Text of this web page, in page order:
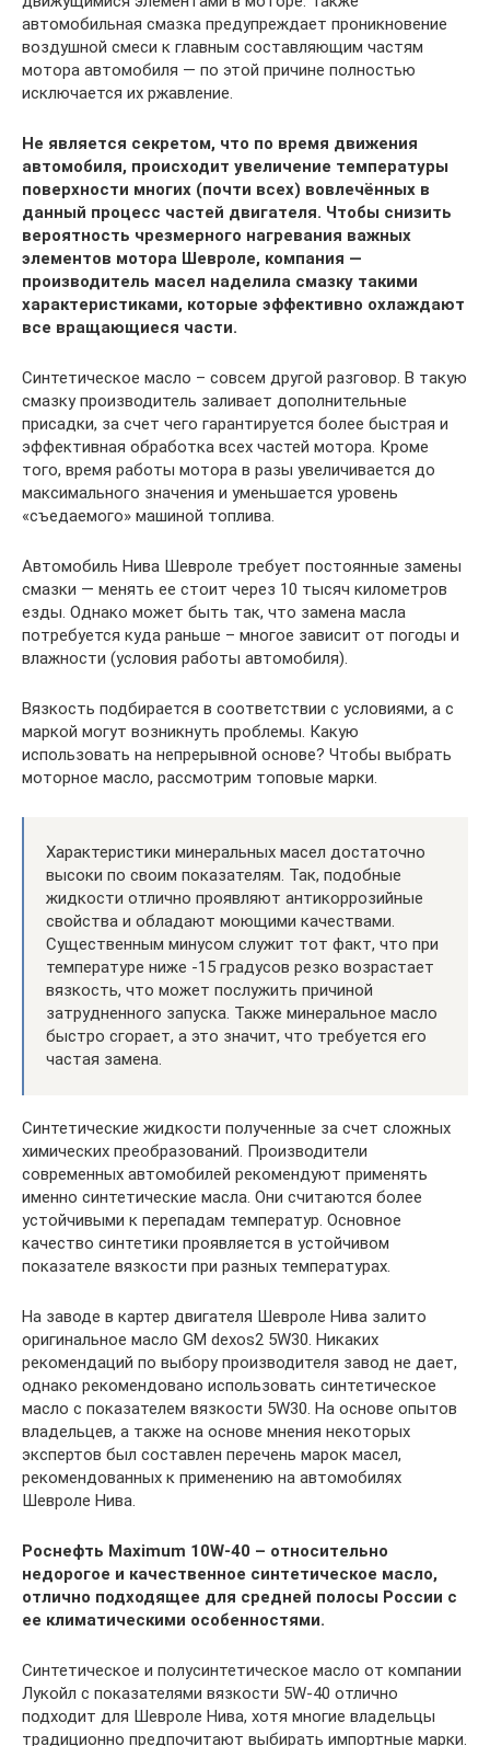
автомобильная смазка предупреждает проникновение
воздушной смеси к главным составляющим частям
мотора автомобиля — по этой причине полностью
исключается их ржавление.
Не является секретом, что по время движения
автомобиля, происходит увеличение температуры
поверхности многих (почти всех) вовлечённых в
данный процесс частей двигателя. Чтобы снизить
вероятность чрезмерного нагревания важных
элементов мотора Шевроле, компания —
производитель масел наделила смазку такими
характеристиками, которые эффективно охлаждают
все вращающиеся части.
Синтетическое масло – совсем другой разговор. В такую
смазку производитель заливает дополнительные
присадки, за счет чего гарантируется более быстрая и
эффективная обработка всех частей мотора. Кроме
того, время работы мотора в разы увеличивается до
максимального значения и уменьшается уровень
«съедаемого» машиной топлива.
Автомобиль Нива Шевроле требует постоянные замены
смазки — менять ее стоит через 10 тысяч километров
езды. Однако может быть так, что замена масла
потребуется куда раньше – многое зависит от погоды и
влажности (условия работы автомобиля).
Вязкость подбирается в соответствии с условиями, а с
маркой могут возникнуть проблемы. Какую
использовать на непрерывной основе? Чтобы выбрать
моторное масло, рассмотрим топовые марки.
Характеристики минеральных масел достаточно
высоки по своим показателям. Так, подобные
жидкости отлично проявляют антикоррозийные
свойства и обладают моющими качествами.
Существенным минусом служит тот факт, что при
температуре ниже -15 градусов резко возрастает
вязкость, что может послужить причиной
затрудненного запуска. Также минеральное масло
быстро сгорает, а это значит, что требуется его
частая замена.
Синтетические жидкости полученные за счет сложных
химических преобразований. Производители
современных автомобилей рекомендуют применять
именно синтетические масла. Они считаются более
устойчивыми к перепадам температур. Основное
качество синтетики проявляется в устойчивом
показателе вязкости при разных температурах.
На заводе в картер двигателя Шевроле Нива залито
оригинальное масло GM dexos2 5W30. Никаких
рекомендаций по выбору производителя завод не дает,
однако рекомендовано использовать синтетическое
масло с показателем вязкости 5W30. На основе опытов
владельцев, а также на основе мнения некоторых
экспертов был составлен перечень марок масел,
рекомендованных к применению на автомобилях
Шевроле Нива.
Роснефть Maximum 10W-40 – относительно
недорогое и качественное синтетическое масло,
отлично подходящее для средней полосы России с
ее климатическими особенностями.
Синтетическое и полусинтетическое масло от компании
Лукойл с показателями вязкости 5W-40 отлично
подходит для Шевроле Нива, хотя многие владельцы
традиционно предпочитают выбирать импортные марки.